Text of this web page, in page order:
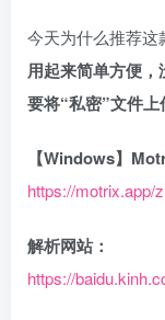
今天为什么推荐这
用起来简单方便
要将“私密”文件上
【Windows】
https://motrix.app/
解析网站：
https://